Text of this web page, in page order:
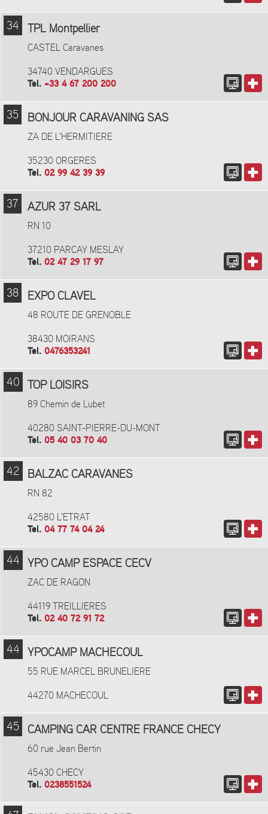
34 TPL Montpellier
CASTEL Caravanes
34740 VENDARGUES
Tel. +33 4 67 200 200
35 BONJOUR CARAVANING SAS
ZA DE L'HERMITIERE
35230 ORGERES
Tel. 02 99 42 39 39
37 AZUR 37 SARL
RN 10
37210 PARCAY MESLAY
Tel. 02 47 29 17 97
38 EXPO CLAVEL
48 ROUTE DE GRENOBLE
38430 MOIRANS
Tel. 0476353241
40 TOP LOISIRS
89 Chemin de Lubet
40280 SAINT-PIERRE-DU-MONT
Tel. 05 40 03 70 40
42 BALZAC CARAVANES
RN 82
42580 L'ETRAT
Tel. 04 77 74 04 24
44 YPO CAMP ESPACE CECV
ZAC DE RAGON
44119 TREILLIERES
Tel. 02 40 72 91 72
44 YPOCAMP MACHECOUL
55 RUE MARCEL BRUNELIERE
44270 MACHECOUL
45 CAMPING CAR CENTRE FRANCE CHECY
60 rue Jean Bertin
45430 CHECY
Tel. 0238551524